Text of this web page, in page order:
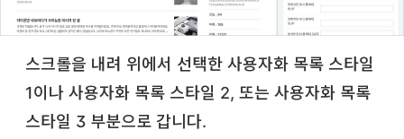
스크롤을 내려 위에서 선택한 사용자화 목록 스타일
1이나 사용자화 목록 스타일 2, 또는 사용자화 목록
스타일 3 부분으로 갑니다.